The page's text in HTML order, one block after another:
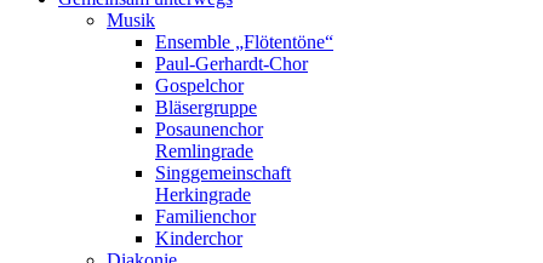
Musik
Ensemble „Flötentöne“
Paul-Gerhardt-Chor
Gospelchor
Bläsergruppe
Posaunenchor
Remlingrade
Singgemeinschaft
Herkingrade
Familienchor
Kinderchor